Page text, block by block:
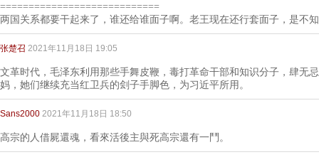
============================
两国关系都要干起来了，谁还给谁面子啊。老王现在还行套面子，是不
张楚召 2021年11月18日 19:05
文革时代，毛泽东利用那些手舞皮鞭，毒打革命干部和知识分子，肆无
妈，她们继续充当红卫兵的刽子手脚色，为习近平所用。
Sans2000 2021年11月18日 18:50
高宗的人借屍還魂，看來活後主與死高宗還有一鬥。